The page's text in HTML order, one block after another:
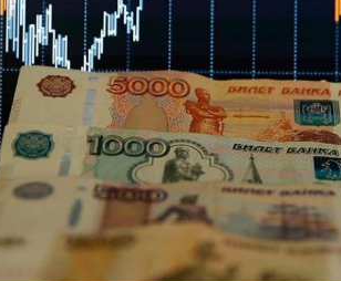
Dalle valutazioni estreme alla
correzione. Cosa sta guidando il
repricing degli asset?